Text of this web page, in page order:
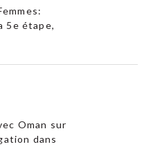
5e étape,
Oman sur
dans